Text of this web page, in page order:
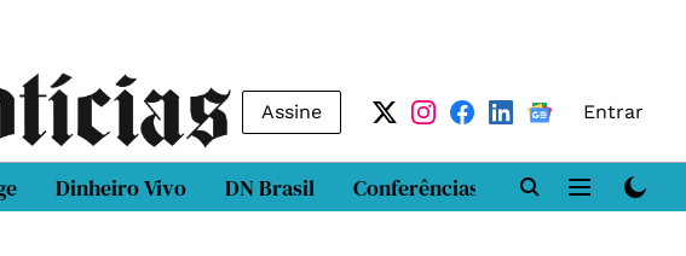
Assine Entrar
Dinheiro Vivo DN Brasil Conferências DN LAB